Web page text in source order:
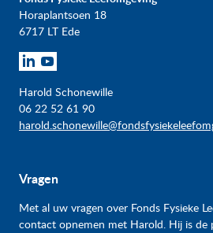
Horaplantsoen 18
6717 LT Ede
Harold Schonewille
06 22 52 61 90
Vragen
Met al uw vragen over Fonds Fysieke
contact opnemen met Harold. Hij is de